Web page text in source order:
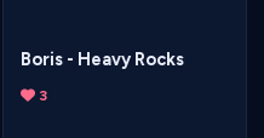
Boris - Heavy Rocks
3